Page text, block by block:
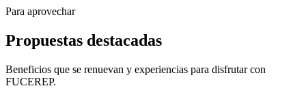
Para aprovechar
Propuestas destacadas
Beneficios que se renuevan y experiencias para disfrutar con
FUCEREP.